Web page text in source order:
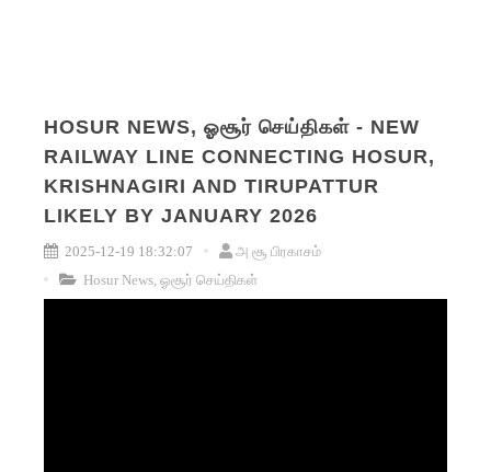
HOSUR NEWS, ஓசூர் செய்திகள் - NEW
RAILWAY LINE CONNECTING HOSUR,
KRISHNAGIRI AND TIRUPATTUR
LIKELY BY JANUARY 2026
2025-12-19 18:32:07
அ சூ பிரகாசம்
Hosur News, ஓசூர் செய்திகள்